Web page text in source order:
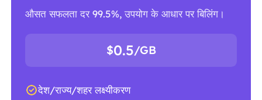
औसत सफलता दर 99.5%, उपयोग के आधार पर बिलिंग।
$0.5/GB
देश/राज्य/शहर लक्ष्यीकरण